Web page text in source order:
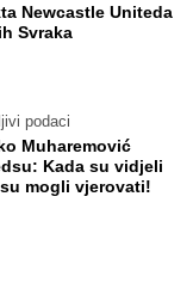
Newcastle Uniteda
Svraka
podaci
Muharemović
Kada su vidjeli
mogli vjerovati!